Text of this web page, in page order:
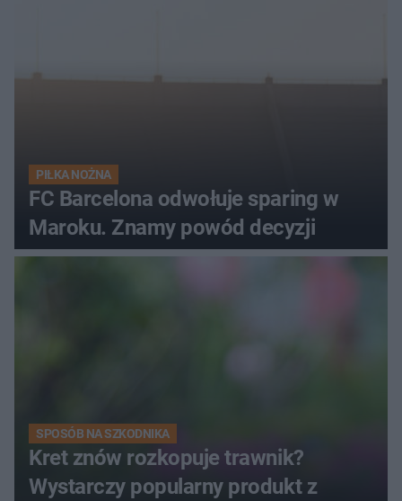
PIŁKA NOŻNA
FC Barcelona odwołuje sparing w
Maroku. Znamy powód decyzji
SPOSÓB NA SZKODNIKA
Kret znów rozkopuje trawnik?
Wystarczy popularny produkt z